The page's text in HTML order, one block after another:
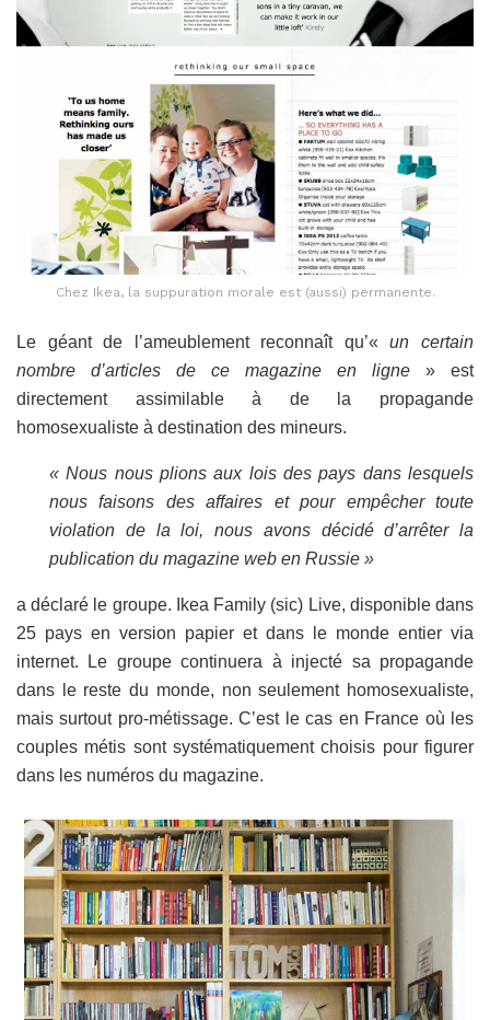
Chez Ikea, la suppuration morale est (aussi) permanente.
Le géant de l’ameublement reconnaît qu’« un certain
nombre d’articles de ce magazine en ligne »
est
directement assimilable à de la propagande
homosexualiste à destination des mineurs.
« Nous nous plions aux lois des pays dans lesquels
nous faisons des affaires et pour empêcher toute
violation de la loi, nous avons décidé d’arrêter la
publication du magazine web en Russie »
a déclaré le groupe. Ikea Family (sic) Live, disponible dans
25 pays en version papier et dans le monde entier via
internet. Le groupe continuera à injecté sa propagande
dans le reste du monde, non seulement homosexualiste,
mais surtout pro-métissage. C’est le cas en France où les
couples métis sont systématiquement choisis pour figurer
dans les numéros du magazine.